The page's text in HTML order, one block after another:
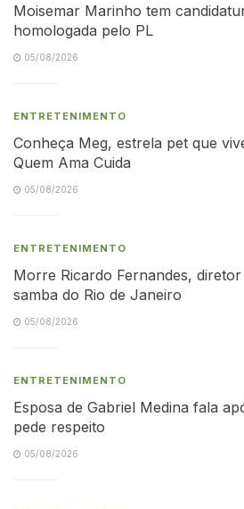
Moisemar Marinho tem
homologada pelo PL
05/08/2026
ENTRETENIMENTO
Conheça Meg, estrela pet que
Quem Ama Cuida
05/08/2026
ENTRETENIMENTO
Morre Ricardo Fernandes, diretor
samba do Rio de Janeiro
05/08/2026
ENTRETENIMENTO
Esposa de Gabriel Medina fala
pede respeito
05/08/2026